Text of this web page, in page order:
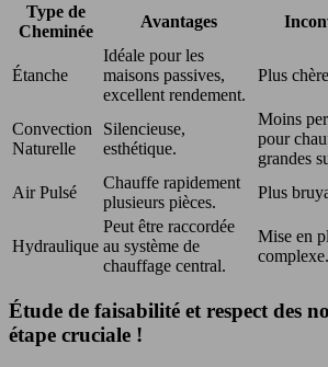
Type de
Cheminée
Avantages
Étanche
Idéale pour les
maisons passives,
excellent rendement.
Plus
Convection
Naturelle
Silencieuse,
esthétique.
Moins
pour
grandes
Air Pulsé
Chauffe rapidement
plusieurs pièces.
Plus
Hydraulique
Peut être raccordée
au système de
chauffage central.
Mise en
complexe.
Étude de faisabilité et respect des
étape cruciale !